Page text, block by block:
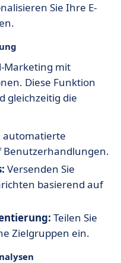
Sie Ihre E-
Marketing mit
Diese Funktion
gleichzeitig die
automatierte
Benutzerhandlungen.
Versenden Sie
basierend auf
Teilen Sie
Zielgruppen ein.